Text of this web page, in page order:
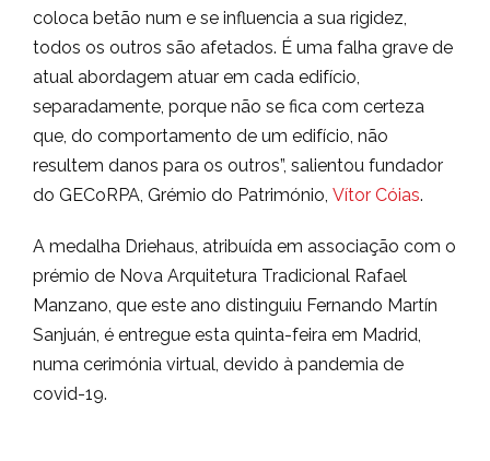
coloca betão num e se influencia a sua rigidez,
todos os outros são afetados. É uma falha grave de
atual abordagem atuar em cada edifício,
separadamente, porque não se fica com certeza
que, do comportamento de um edifício, não
resultem danos para os outros”, salientou fundador
do GECoRPA, Grémio do Património, Vítor Cóias.
A medalha Driehaus, atribuída em associação com o
prémio de Nova Arquitetura Tradicional Rafael
Manzano, que este ano distinguiu Fernando Martín
Sanjuán, é entregue esta quinta-feira em Madrid,
numa cerimónia virtual, devido à pandemia de
covid-19.